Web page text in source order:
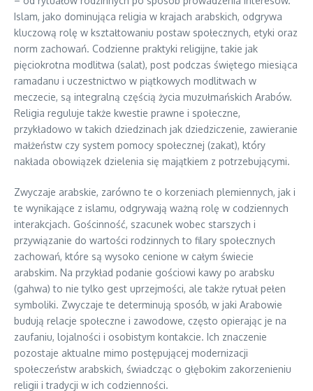
Islam, jako dominująca religia w krajach arabskich, odgrywa
kluczową rolę w kształtowaniu postaw społecznych, etyki oraz
norm zachowań. Codzienne praktyki religijne, takie jak
pięciokrotna modlitwa (salat), post podczas świętego miesiąca
ramadanu i uczestnictwo w piątkowych modlitwach w
meczecie, są integralną częścią życia muzułmańskich Arabów.
Religia reguluje także kwestie prawne i społeczne,
przykładowo w takich dziedzinach jak dziedziczenie, zawieranie
małżeństw czy system pomocy społecznej (zakat), który
nakłada obowiązek dzielenia się majątkiem z potrzebującymi.
Zwyczaje arabskie, zarówno te o korzeniach plemiennych, jak i
te wynikające z islamu, odgrywają ważną rolę w codziennych
interakcjach. Gościnność, szacunek wobec starszych i
przywiązanie do wartości rodzinnych to filary społecznych
zachowań, które są wysoko cenione w całym świecie
arabskim. Na przykład podanie gościowi kawy po arabsku
(gahwa) to nie tylko gest uprzejmości, ale także rytuał pełen
symboliki. Zwyczaje te determinują sposób, w jaki Arabowie
budują relacje społeczne i zawodowe, często opierając je na
zaufaniu, lojalności i osobistym kontakcie. Ich znaczenie
pozostaje aktualne mimo postępującej modernizacji
społeczeństw arabskich, świadcząc o głębokim zakorzenieniu
religii i tradycji w ich codzienności.